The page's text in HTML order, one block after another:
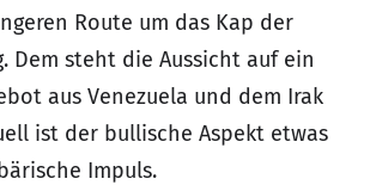
Route um das Kap der
Dem steht die Aussicht auf ein
aus Venezuela und dem Irak
ist der bullische Aspekt etwas
Impuls.